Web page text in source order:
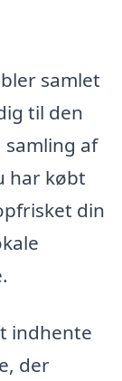
samlet
til den
af
har købt
din
indhente
der